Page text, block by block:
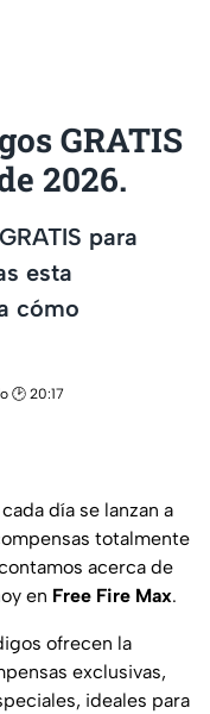
GRATIS
2026.
para
esta
cómo
🕑 20:17
día se lanzan a
totalmente
acerca de
en Free Fire Max.
ofrecen la
exclusivas,
ideales para